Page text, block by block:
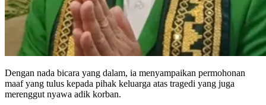
Dengan nada bicara yang dalam, ia menyampaikan permohonan
maaf yang tulus kepada pihak keluarga atas tragedi yang juga
merenggut nyawa adik korban.